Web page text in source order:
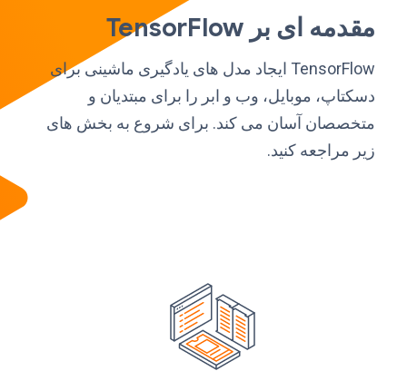
مقدمه ای بر TensorFlow
TensorFlow ایجاد مدل های یادگیری ماشینی برای
دسکتاپ، موبایل، وب و ابر را برای مبتدیان و
متخصصان آسان می کند. برای شروع به بخش های
زیر مراجعه کنید.